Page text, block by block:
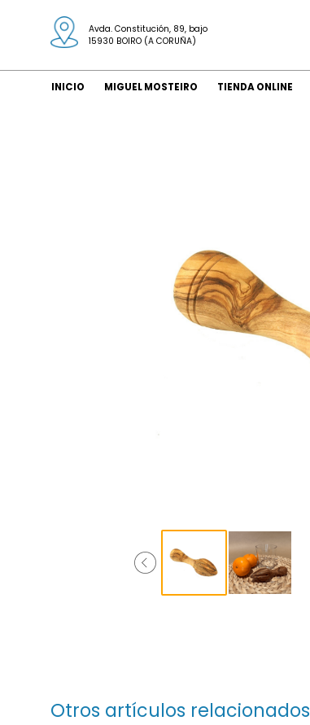
Avda. Constitución, 89, bajo
15930 BOIRO (A CORUÑA)
INICIO MIGUEL MOSTEIRO TIENDA ONLINE
Otros artículos relacionados